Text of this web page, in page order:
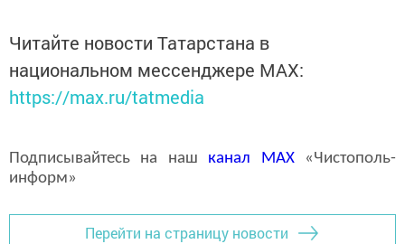
Читайте новости Татарстана в
национальном мессенджере MАХ:
https://max.ru/tatmedia
Подписывайтесь на наш канал MAX«Чистополь-
информ»
Перейти на страницу новости